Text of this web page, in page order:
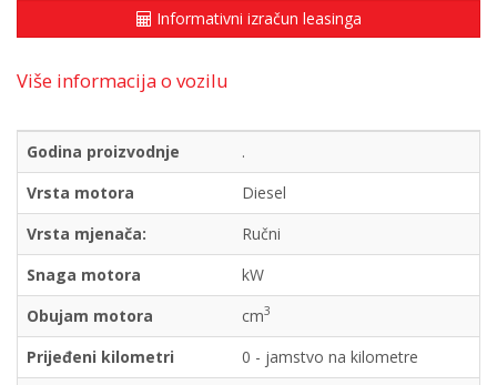
Informativni izračun leasinga
Više informacija o vozilu
Godina proizvodnje
.
Vrsta motora
Diesel
Vrsta mjenača:
Ručni
Snaga motora
kW
Obujam motora
cm3
Prijeđeni kilometri
0 - jamstvo na kilometre